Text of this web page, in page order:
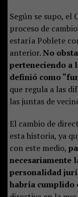
Según se supo, el
proceso de
estaría Poblete
anterior.No
perteneciendo a
definió como
que regula a las
las juntas de
El cambio de
esta historia, ya
con este medio,
necesariamente
personalidad
habría cumplido